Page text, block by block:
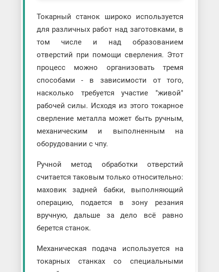
Токарный станок широко используется
для различных работ над заготовками, в
том числе и над образованием
отверстий при помощи сверления. Этот
процесс можно организовать тремя
способами - в зависимости от того,
насколько требуется участие "живой"
рабочей силы. Исходя из этого токарное
сверление металла может быть ручным,
механическим и выполненным на
оборудовании с чпу.
Ручной метод обработки отверстий
считается таковым только относительно:
маховик задней бабки, выполняющий
операцию, подается в зону резания
вручную, дальше за дело всё равно
берется станок.
Механическая подача используется на
токарных станках со специальными